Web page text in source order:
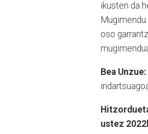
ikusten da
oso
Bea Unzue:
ustez